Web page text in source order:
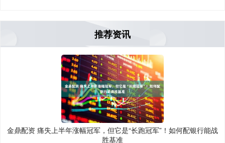
推荐资讯
金鼎配资 痛失上半年涨幅冠军，但它是“长跑冠军”！如何配银行能战
胜基准